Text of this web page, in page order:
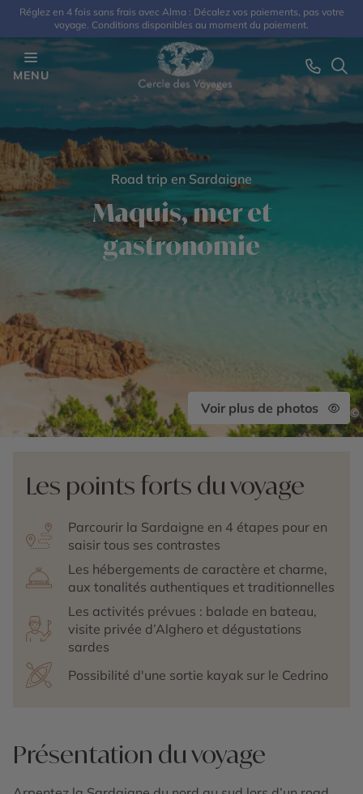
Réglez en 4 fois sans frais avec Alma : Décalez vos paiements, pas votre
voyage. Conditions disponibles au moment du paiement.
MENU
Road trip en Sardaigne
Maquis, mer et
gastronomie
Voir plus de photos ©
Les points forts du voyage
Parcourir la Sardaigne en 4 étapes pour en
saisir tous ses contrastes
Les hébergements de caractère et charme,
aux tonalités authentiques et traditionnelles
Les activités prévues : balade en bateau,
visite privée d’Alghero et dégustations
sardes
Possibilité d'une sortie kayak sur le Cedrino
Présentation du voyage